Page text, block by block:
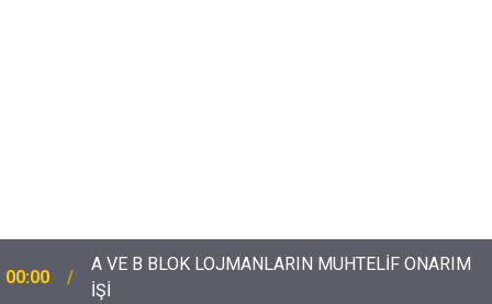
00:00
A VE B BLOK LOJMANLARIN MUHTELİF ONARIM
İŞİ